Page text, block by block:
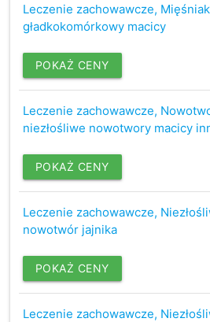
Leczenie zachowawcze, Mięśniak
gładkokomórkowy macicy
POKAŻ CENY
Leczenie zachowawcze,
niezłośliwe nowotwory macicy
POKAŻ CENY
Leczenie zachowawcze,
nowotwór jajnika
POKAŻ CENY
Leczenie zachowawcze,